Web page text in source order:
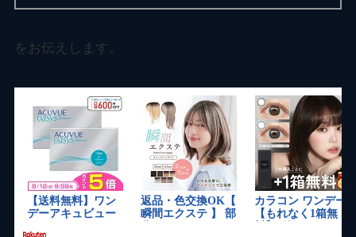
をお伝えします。